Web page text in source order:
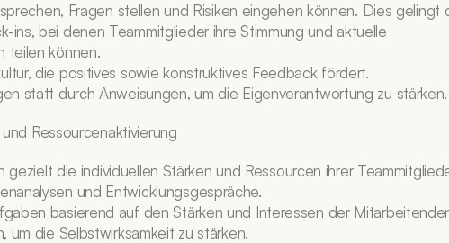
Fragen stellen und Risiken eingehen können. Dies gelingt
ins, bei denen Teammitglieder ihre Stimmung und aktuelle
teilen können.
die positives sowie konstruktives Feedback fördert.
statt durch Anweisungen, um die Eigenverantwortung zu stärken.
Ressourcenaktivierung
gezielt die individuellen Stärken und Ressourcen ihrer
und Entwicklungsgespräche.
basierend auf den Stärken und Interessen der
um die Selbstwirksamkeit zu stärken.